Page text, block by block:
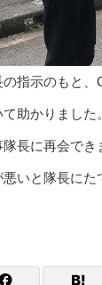
指示のもと
助かりまし
長に再会でき
悪いと隊長に